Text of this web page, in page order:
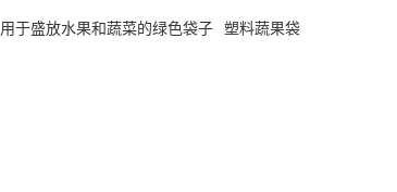
用于盛放水果和蔬菜的绿色袋子 塑料蔬果袋